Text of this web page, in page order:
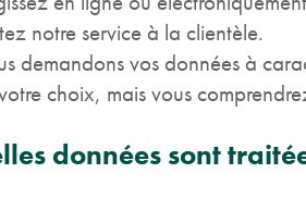
notre service à la clientèle.
demandons vos données à
choix, mais vous
données sont